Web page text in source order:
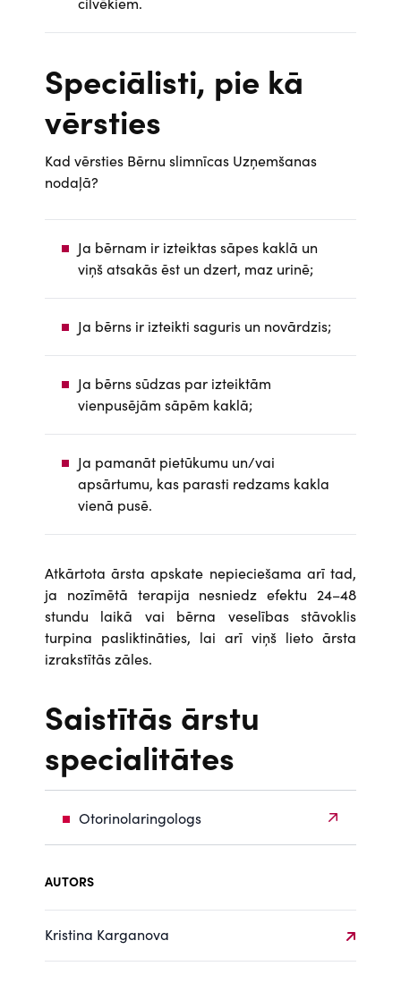
Speciālisti, pie kā
vērsties
Kad vērsties Bērnu slimnīcas Uzņemšanas
nodaļā?
Ja bērnam ir izteiktas sāpes kaklā un
viņš atsakās ēst un dzert, maz urinē;
Ja bērns ir izteikti saguris un novārdzis;
Ja bērns sūdzas par izteiktām
vienpusējām sāpēm kaklā;
Ja pamanāt pietūkumu un/vai
apsārtumu, kas parasti redzams kakla
vienā pusē.
Atkārtota ārsta apskate nepieciešama arī tad,
ja nozīmētā terapija nesniedz efektu 24–48
stundu laikā vai bērna veselības stāvoklis
turpina pasliktināties, lai arī viņš lieto ārsta
izrakstītās zāles.
Saistītās ārstu
specialitātes
Otorinolaringologs
AUTORS
Kristina Karganova